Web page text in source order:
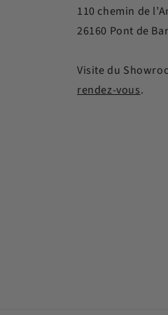
110 chemin de
26160 Pont de
Visite du
rendez-vous.